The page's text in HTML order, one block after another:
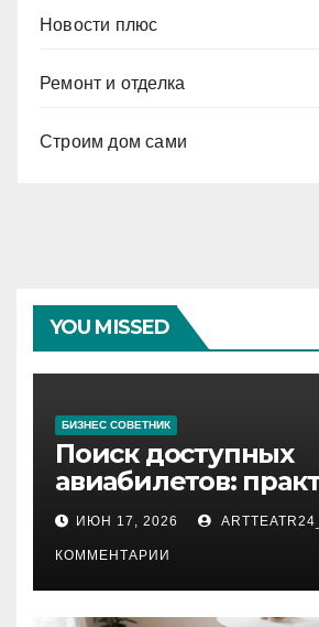
Новости плюс
Ремонт и отделка
Строим дом сами
YOU MISSED
БИЗНЕС СОВЕТНИК
Поиск доступных
авиабилетов:
рекомендации
ИЮН 17, 2026
КОММЕНТАРИИ